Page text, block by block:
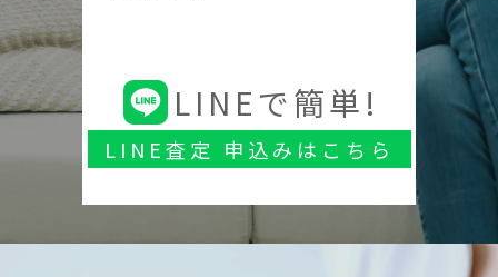
LINEで簡単!
LINE査定 申込みはこちら